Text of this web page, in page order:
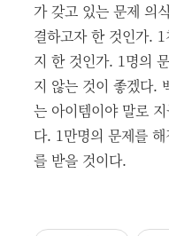
가 갖고 있는 문제 의
결하고자 한 것인가.
지 한 것인가. 1명의
지 않는 것이 좋겠다.
는 아이템이야 말로
다. 1만명의 문제를
를 받을 것이다.